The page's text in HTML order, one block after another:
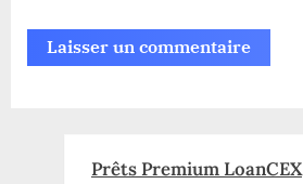
Prêts Premium LoanCEX